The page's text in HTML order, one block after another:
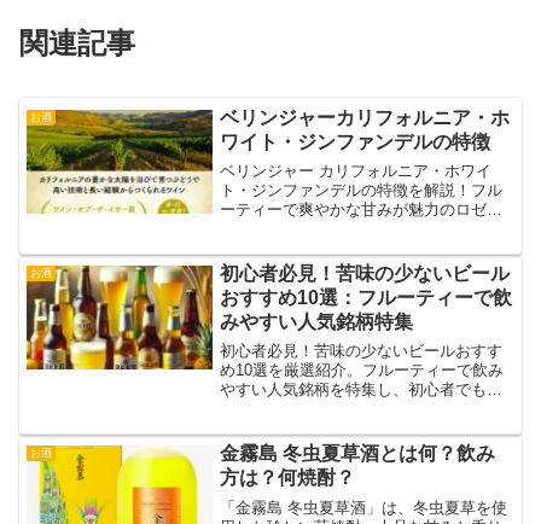
関連記事
お酒
ベリンジャーカリフォルニア・ホ
ワイト・ジンファンデルの特徴
ベリンジャー カリフォルニア・ホワイ
ト・ジンファンデルの特徴を解説！フル
ーティーで爽やかな甘みが魅力のロゼワ
お酒
初心者必見！苦味の少ないビール
おすすめ10選：フルーティーで飲
みやすい人気銘柄特集
初心者必見！苦味の少ないビールおすす
め10選を厳選紹介。フルーティーで飲み
やすい人気銘柄を特集し、初心者でも楽
お酒
金霧島 冬虫夏草酒とは何？飲み
方は？何焼酎？
「金霧島 冬虫夏草酒」は、冬虫夏草を使